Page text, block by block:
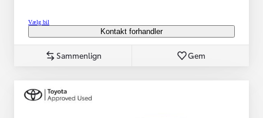
Vælg bil
Kontakt forhandler
Sammenlign Gem